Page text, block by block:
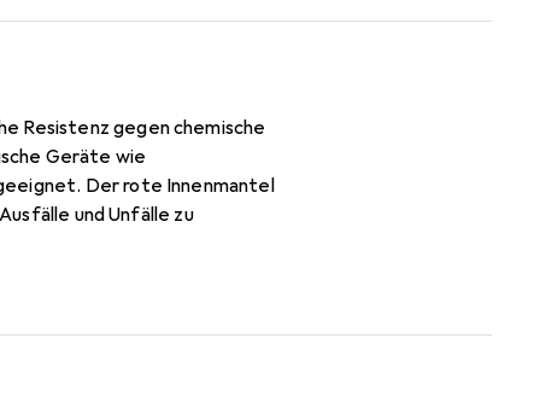
Resistenz gegen chemische
Geräte wie
Der rote Innenmantel
und Unfälle zu